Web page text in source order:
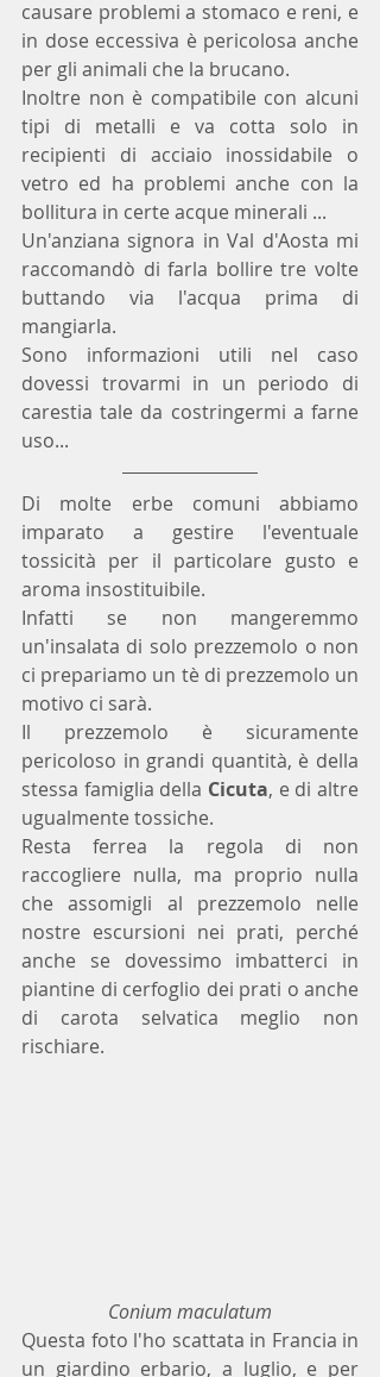
causare problemi a stomaco e reni, e
in dose eccessiva è pericolosa anche
per gli animali che la brucano.
Inoltre non è compatibile con alcuni
tipi di metalli e va cotta solo in
recipienti di acciaio inossidabile o
vetro ed ha problemi anche con la
bollitura in certe acque minerali ...
Un'anziana signora in Val d'Aosta mi
raccomandò di farla bollire tre volte
buttando via l'acqua prima di
mangiarla.
Sono informazioni utili nel caso
dovessi trovarmi in un periodo di
carestia tale da costringermi a farne
uso...
Di molte erbe comuni abbiamo
imparato a gestire l'eventuale
tossicità per il particolare gusto e
aroma insostituibile.
Infatti se non mangeremmo
un'insalata di solo prezzemolo o non
ci prepariamo un tè di prezzemolo un
motivo ci sarà.
Il prezzemolo è sicuramente
pericoloso in grandi quantità, è della
stessa famiglia della Cicuta, e di altre
ugualmente tossiche.
Resta ferrea la regola di non
raccogliere nulla, ma proprio nulla
che assomigli al prezzemolo nelle
nostre escursioni nei prati, perché
anche se dovessimo imbatterci in
piantine di cerfoglio dei prati o anche
di carota selvatica meglio non
rischiare.
Conium maculatum
Questa foto l'ho scattata in Francia in
un giardino erbario, a luglio, e per